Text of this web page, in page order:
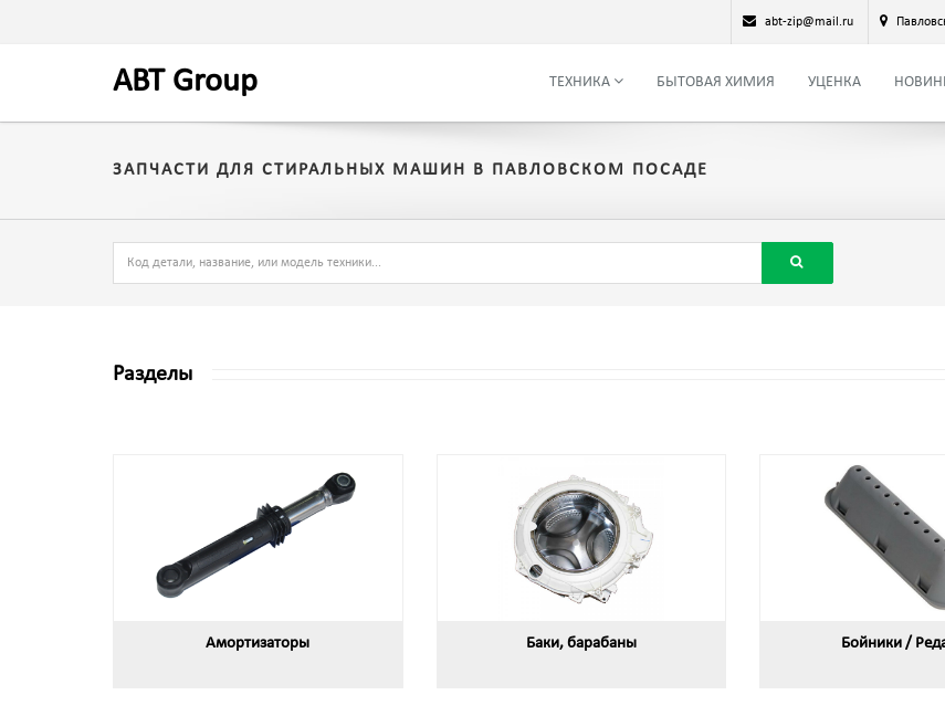
abt-zip@mail.ru
ABT Group ТЕХНИКА БЫТОВАЯ ХИМИЯ УЦЕНКА
ЗАПЧАСТИ ДЛЯ СТИРАЛЬНЫХ МАШИН В ПАВЛОВСКОМ ПОСАДЕ
Разделы
Амортизаторы Баки, барабаны Бойники /